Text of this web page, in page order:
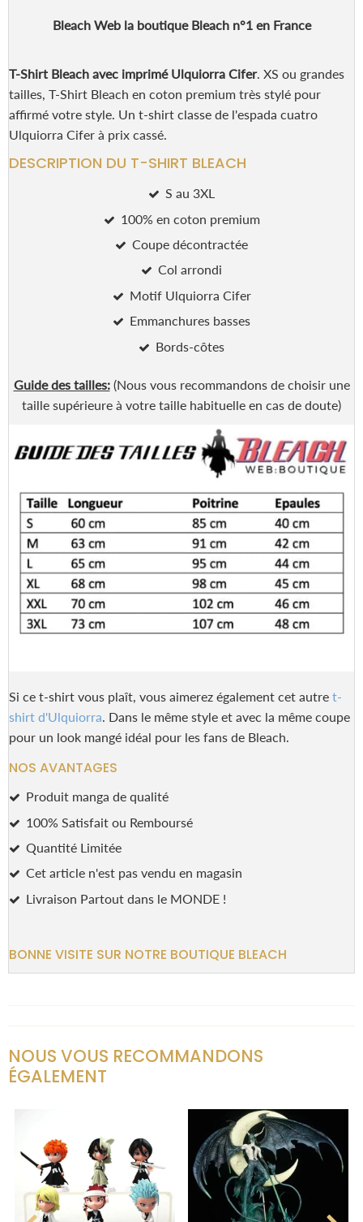
Bleach Web la boutique Bleach n°1 en France
T-Shirt Bleach avec imprimé Ulquiorra Cifer. XS ou grandes
tailles, T-Shirt Bleach en coton premium très stylé pour
affirmé votre style. Un t-shirt classe de l'espada cuatro
Ulquiorra Cifer à prix cassé.
DESCRIPTION DU T-SHIRT BLEACH
S au 3XL
100% en coton premium
Coupe décontractée
Col arrondi
Motif Ulquiorra Cifer
Emmanchures basses
Bords-côtes
Guide des tailles:(Nous vous recommandons de choisir une
taille supérieure à votre taille habituelle en cas de doute)
Si ce t-shirt vous plaît, vous aimerez également cet autre t-
shirt d'Ulquiorra. Dans le même style et avec la même coupe
pour un look mangé idéal pour les fans de Bleach.
NOS AVANTAGES
Produit manga de qualité
100% Satisfait ou Remboursé
Quantité Limitée
Cet article n'est pas vendu en magasin
Livraison Partout dans le MONDE !
BONNE VISITE SUR NOTRE BOUTIQUE BLEACH
NOUS VOUS RECOMMANDONS
ÉGALEMENT